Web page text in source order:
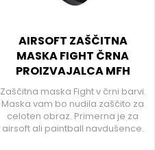
AIRSOFT ZAŠČITNA
MASKA FIGHT ČRNA
PROIZVAJALCA MFH
Zaščitna maska Fight v črni barvi.
Maska vam bo nudila zaščito za
celoten obraz. Primerna je za
airsoft ali paintball navdušence.